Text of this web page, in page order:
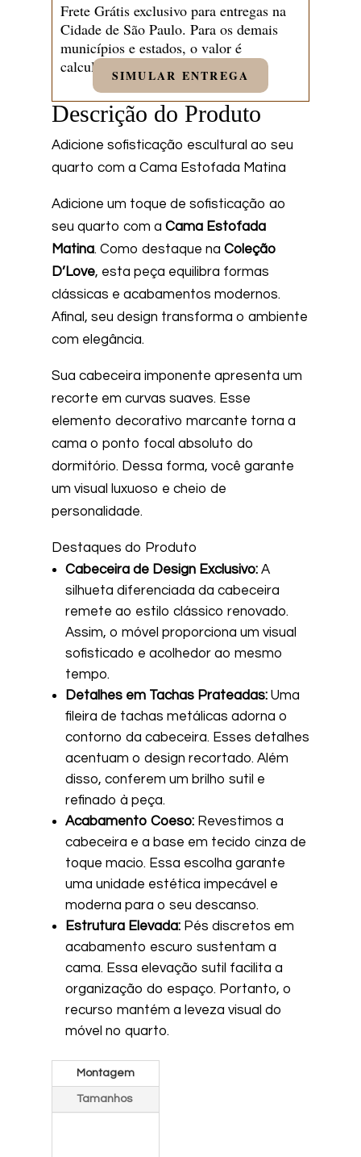
Frete Grátis exclusivo para entregas na
Cidade de São Paulo. Para os demais
municípios e estados, o valor é
calculado pela nossa equipe.
SIMULAR ENTREGA
Descrição do Produto
Adicione sofisticação escultural ao seu
quarto com a Cama Estofada Matina
Adicione um toque de sofisticação ao
seu quarto com a Cama Estofada
Matina. Como destaque na Coleção
D’Love, esta peça equilibra formas
clássicas e acabamentos modernos.
Afinal, seu design transforma o ambiente
com elegância.
Sua cabeceira imponente apresenta um
recorte em curvas suaves. Esse
elemento decorativo marcante torna a
cama o ponto focal absoluto do
dormitório. Dessa forma, você garante
um visual luxuoso e cheio de
personalidade.
Destaques do Produto
Cabeceira de Design Exclusivo: A
silhueta diferenciada da cabeceira
remete ao estilo clássico renovado.
Assim, o móvel proporciona um visual
sofisticado e acolhedor ao mesmo
tempo.
Detalhes em Tachas Prateadas: Uma
fileira de tachas metálicas adorna o
contorno da cabeceira. Esses detalhes
acentuam o design recortado. Além
disso, conferem um brilho sutil e
refinado à peça.
Acabamento Coeso: Revestimos a
cabeceira e a base em tecido cinza de
toque macio. Essa escolha garante
uma unidade estética impecável e
moderna para o seu descanso.
Estrutura Elevada: Pés discretos em
acabamento escuro sustentam a
cama. Essa elevação sutil facilita a
organização do espaço. Portanto, o
recurso mantém a leveza visual do
móvel no quarto.
Montagem
Tamanhos